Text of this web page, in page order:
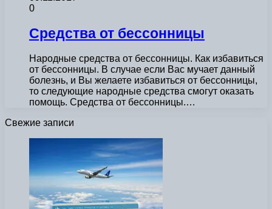
0
Cредства от бессонницы
Народные средства от бессонницы. Как избавиться
от бессонницы. В случае если Вас мучает данный
болезнь, и Вы желаете избавиться от бессонницы,
то следующие народные средства смогут оказать
помощь. Средства от бессонницы.…
Свежие записи